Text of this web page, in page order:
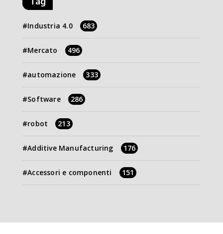
Industria 4.0 683
Mercato 496
automazione 333
Software 286
robot 213
Additive Manufacturing 176
Accessori e componenti 151